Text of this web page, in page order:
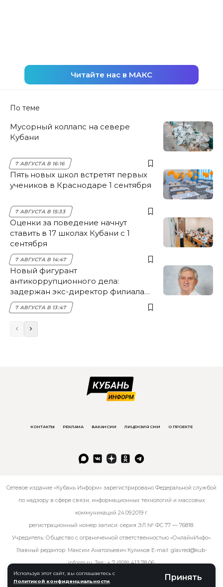
Используя этот сайт, вы соглашаетесь с
Политикой конфиденциальности
Принять
Читайте нас в МАКС
По теме
Мусорный коллапс на севере
Кубани
7 АВГУСТА В 16:16
Пять новых школ встретят первых
учеников в Краснодаре 1 сентября
7 АВГУСТА В 15:33
Оценки за поведение начнут
ставить в 17 школах Кубани с 1
сентября
7 АВГУСТА В 14:47
Новый фигурант
антикоррупционного дела:
задержан экс-директор филиала
НЭСК Крымска
7 АВГУСТА В 13:47
КОНТАКТЫ РЕКЛАМА ВАКАНСИИ ЛИЦЕНЗИЯ СМИ О ПРОЕКТЕ
Сетевое издание «Кубань Информ» зарегистрировано Федеральной службой
по надзору в сфере связи, информационных технологий и массовых
коммуникаций 24.09.2019 г.
регистрационный номер записи: серия ЭЛ № ФС 77 — 76818.
Учредитель: Общество с ограниченной ответственностью «ОнлайнИнфо».
Главный редактор: Максим Анатольевич Куликов E-mail: glavred@kub-
inform.ru. Тел.:+ 7 (928) 413 78 06.
© kub-inform 2026